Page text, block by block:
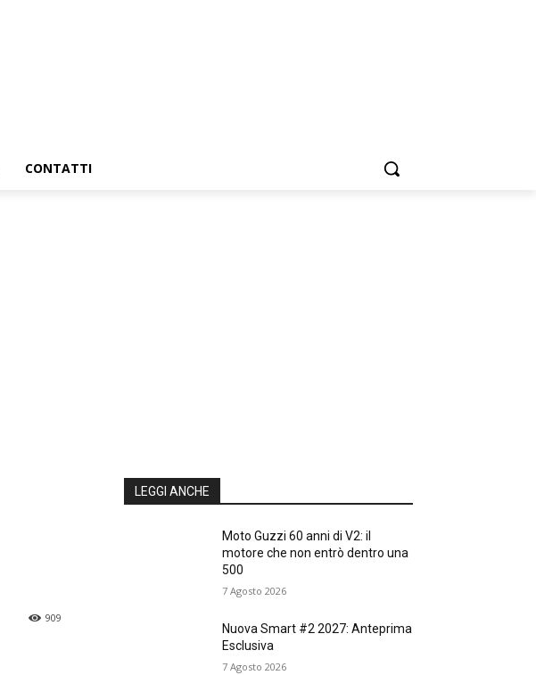
CONTATTI
909
LEGGI ANCHE
Moto Guzzi 60 anni di V2: il
motore che non entrò dentro una
500
7 Agosto 2026
Nuova Smart #2 2027: Anteprima
Esclusiva
7 Agosto 2026